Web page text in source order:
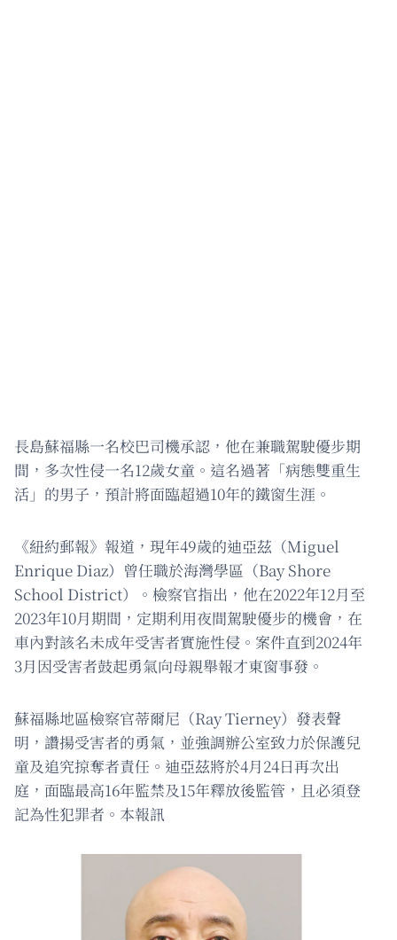
長島蘇福縣一名校巴司機承認，他在兼職駕駛優步期
間，多次性侵一名12歲女童。這名過著「病態雙重生
活」的男子，預計將面臨超過10年的鐵窗生涯。
《紐約郵報》報道，現年49歲的迪亞茲（Miguel
Enrique Diaz）曾任職於海灣學區（Bay Shore
School District）。檢察官指出，他在2022年12月至
2023年10月期間，定期利用夜間駕駛優步的機會，在
車內對該名未成年受害者實施性侵。案件直到2024年
3月因受害者鼓起勇氣向母親舉報才東窗事發。
蘇福縣地區檢察官蒂爾尼（Ray Tierney）發表聲
明，讚揚受害者的勇氣，並強調辦公室致力於保護兒
童及追究掠奪者責任。迪亞茲將於4月24日再次出
庭，面臨最高16年監禁及15年釋放後監管，且必須登
記為性犯罪者。本報訊